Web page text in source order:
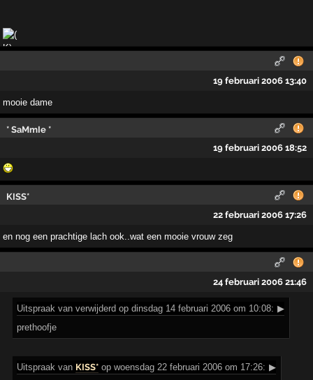
19 februari 2006 13:40
mooie dame
* SaMmIe *
19 februari 2006 18:52
KISS*
22 februari 2006 17:26
en nog een prachtige lach ook..wat een mooie vrouw zeg
24 februari 2006 21:46
Uitspraak van verwijderd op dinsdag 14 februari 2006 om 10:08: ▶
prethoofje
Uitspraak van KISS* op woensdag 22 februari 2006 om 17:26: ▶